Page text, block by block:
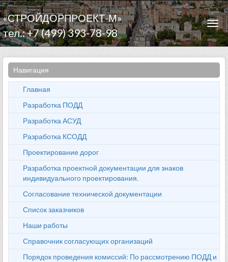
«СТРОЙДОРПРОЕКТ-М»
тел.: +7 (499) 393-78-98
Навигация
Главная
Разработка ПОДД
Разработка АСУД
Разработка КСОДД
Проектирование дорог
Разработка проектной документации для знаков
индивидуального проектирования.
Согласование технической документации
Список заказчиков
Наши работы
Справочник согласующих организаций
Порядок проведения комиссий: По рассмотрению ПОДД и